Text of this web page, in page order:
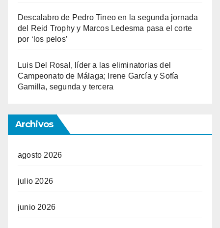
Descalabro de Pedro Tineo en la segunda jornada
del Reid Trophy y Marcos Ledesma pasa el corte
por ‘los pelos’
Luis Del Rosal, líder a las eliminatorias del
Campeonato de Málaga; Irene García y Sofía
Gamilla, segunda y tercera
Archivos
agosto 2026
julio 2026
junio 2026